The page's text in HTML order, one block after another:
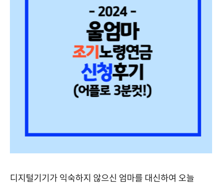
디지털기기가 익숙하지 않으신 엄마를 대신하여 오늘